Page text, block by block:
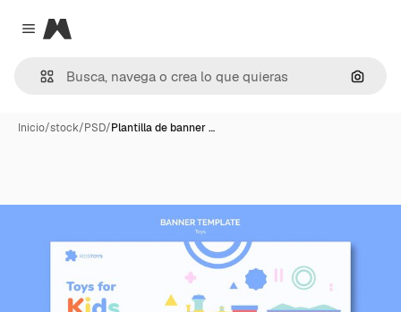
Close menu
Magnific
Inicio/stock/PSD/Plantilla de banner …